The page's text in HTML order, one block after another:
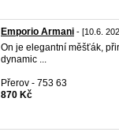
Emporio Armani - [10.6.
On je elegantní měšťák,
dynamic ...
Přerov - 753 63
870 Kč